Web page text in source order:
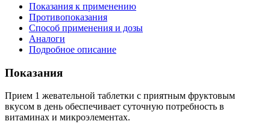
Показания к применению
Противопоказания
Способ применения и дозы
Аналоги
Подробное описание
Показания
Прием 1 жевательной таблетки с приятным фруктовым
вкусом в день обеспечивает суточную потребность в
витаминах и микроэлементах.